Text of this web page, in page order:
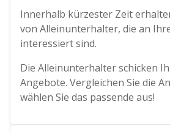
Innerhalb kürzester Zeit
von Alleinunterhalter, die an
interessiert sind.
Die Alleinunterhalter schicken
Angebote. Vergleichen Sie die
wählen Sie das passende aus!